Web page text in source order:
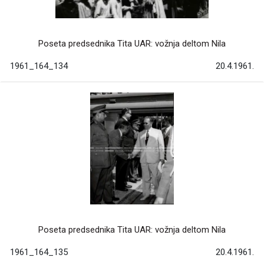
Poseta predsednika Tita UAR: vožnja deltom Nila
1961_164_134 20.4.1961.
Poseta predsednika Tita UAR: vožnja deltom Nila
1961_164_135 20.4.1961.